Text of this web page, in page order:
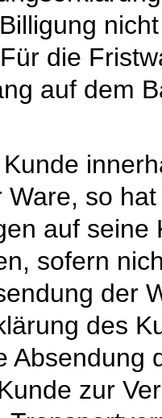
die
auf dem
Ware, so
auf
sofern
der
des
Absendung
zur